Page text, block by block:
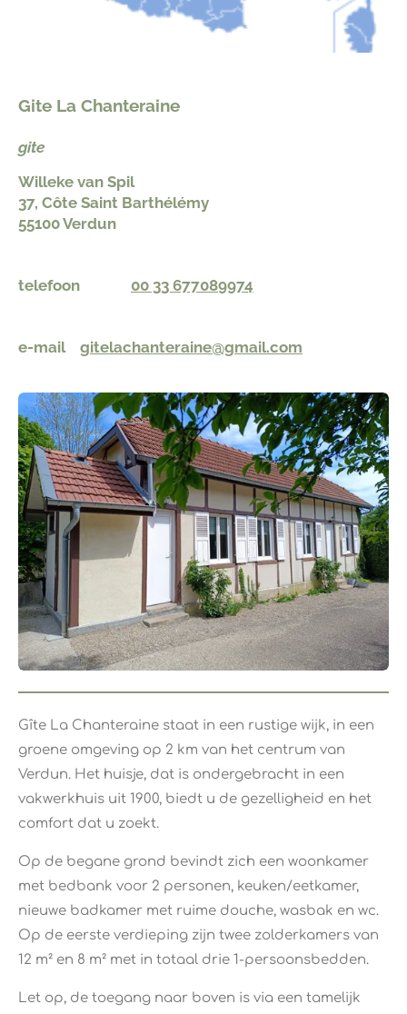
Gite La Chanteraine
gite
Willeke van Spil
37, Côte Saint Barthélémy
55100 Verdun
telefoon 00 33 677089974
e-mail gitelachanteraine@gmail.com
Gîte La Chanteraine staat in een rustige wijk, in een
groene omgeving op 2 km van het centrum van
Verdun. Het huisje, dat is ondergebracht in een
vakwerkhuis uit 1900, biedt u de gezelligheid en het
comfort dat u zoekt.
Op de begane grond bevindt zich een woonkamer
met bedbank voor 2 personen, keuken/eetkamer,
nieuwe badkamer met ruime douche, wasbak en wc.
Op de eerste verdieping zijn twee zolderkamers van
12 m² en 8 m² met in totaal drie 1-persoonsbedden.
Let op, de toegang naar boven is via een tamelijk